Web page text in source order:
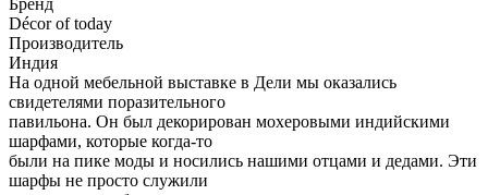
Décor of today
Производитель
Индия
На одной мебельной выставке в Дели мы оказались
свидетелями поразительного
павильона. Он был декорирован мохеровыми индийскими
шарфами, которые когда-то
были на пике моды и носились нашими отцами и дедами. Эти
шарфы не просто служили